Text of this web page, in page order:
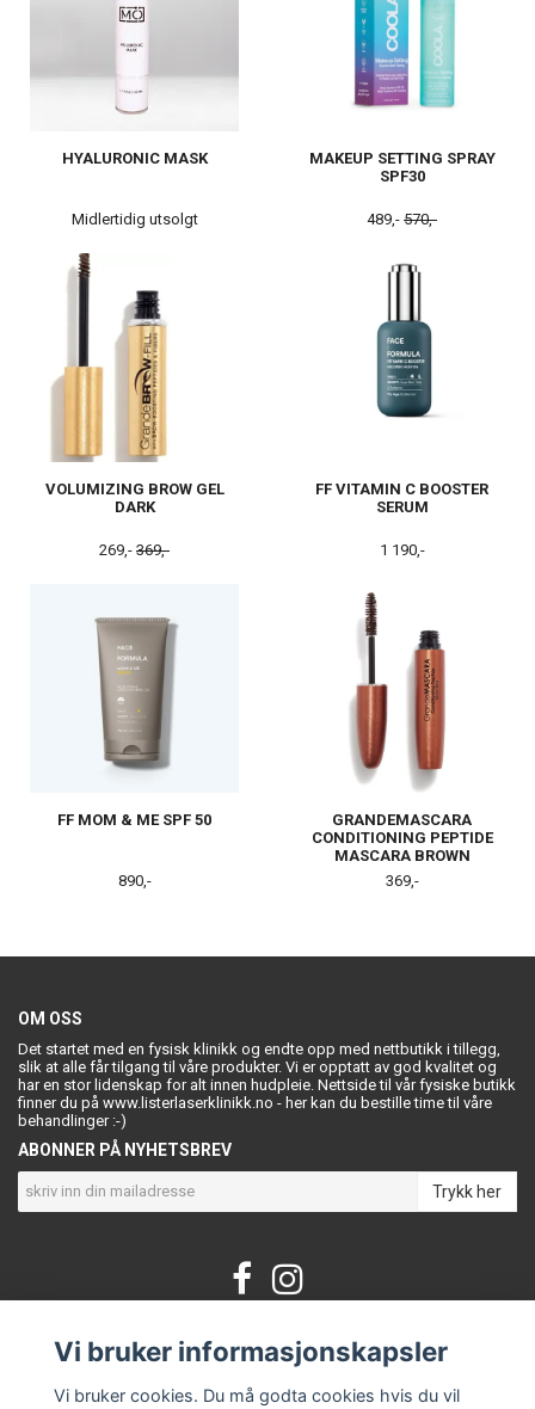
HYALURONIC MASK
Midlertidig utsolgt
MAKEUP SETTING SPRAY
SPF30
489,- 570,-
VOLUMIZING BROW GEL
DARK
269,- 369,-
FF VITAMIN C BOOSTER
SERUM
1 190,-
FF MOM & ME SPF 50
890,-
GRANDEMASCARA
CONDITIONING PEPTIDE
MASCARA BROWN
369,-
OM OSS
Det startet med en fysisk klinikk og endte opp med nettbutikk i tillegg,
slik at alle får tilgang til våre produkter. Vi er opptatt av god kvalitet og
har en stor lidenskap for alt innen hudpleie. Nettside til vår fysiske butikk
finner du på www.listerlaserklinikk.no - her kan du bestille time til våre
behandlinger :-)
ABONNER PÅ NYHETSBREV
Trykk her
KONTAKT OSS
Om oss
Vi bruker informasjonskapsler
Vi bruker cookies. Du må godta cookies hvis du vil